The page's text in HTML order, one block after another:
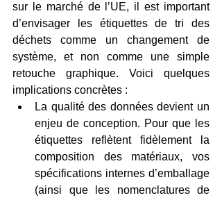
sur le marché de l’UE, il est important
d’envisager les étiquettes de tri des
déchets comme un changement de
système, et non comme une simple
retouche graphique. Voici quelques
implications concrètes :
La qualité des données devient un
enjeu de conception. Pour que les
étiquettes reflètent fidèlement la
composition des matériaux, vos
spécifications internes d’emballage
(ainsi que les nomenclatures de